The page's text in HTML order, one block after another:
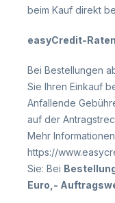
beim Kauf direkt
easyCredit-
Bei Bestellungen
Sie Ihren Einkauf
Anfallende
auf der
Mehr
https://
Sie: Bei
Euro,-